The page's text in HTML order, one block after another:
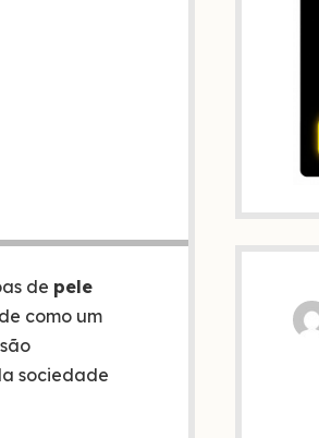
de pele
como um
sociedade